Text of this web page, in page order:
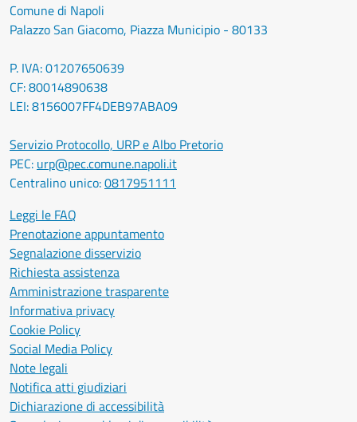
Comune di Napoli
Palazzo San Giacomo, Piazza Municipio - 80133
P. IVA: 01207650639
CF: 80014890638
LEI: 8156007FF4DEB97ABA09
Servizio Protocollo, URP e Albo Pretorio
PEC: urp@pec.comune.napoli.it
Centralino unico:0817951111
Leggi le FAQ
Prenotazione appuntamento
Segnalazione disservizio
Richiesta assistenza
Amministrazione trasparente
Informativa privacy
Cookie Policy
Social Media Policy
Note legali
Notifica atti giudiziari
Dichiarazione di accessibilità